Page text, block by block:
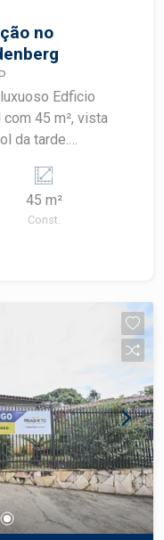
no
Edficio
da tarde.
de vallet
45 m²
Const.